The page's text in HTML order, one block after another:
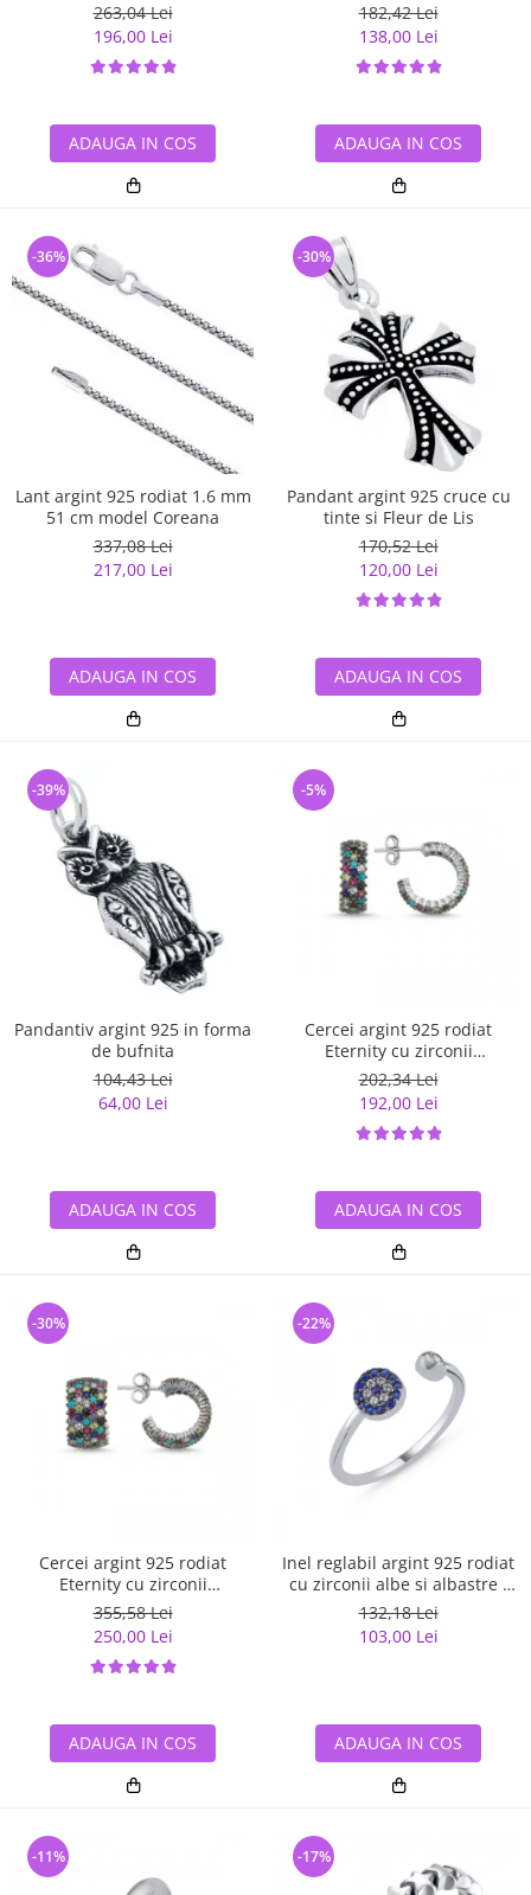
263,04 Lei
196,00 Lei
ADAUGA IN COS
182,42 Lei
138,00 Lei
ADAUGA IN COS
Lant argint 925 rodiat 1.6 mm
51 cm model Coreana
337,08 Lei
217,00 Lei
-36%
ADAUGA IN COS
Pandant argint 925 cruce cu
tinte si Fleur de Lis
170,52 Lei
120,00 Lei
-30%
ADAUGA IN COS
Pandantiv argint 925 in forma
de bufnita
104,43 Lei
64,00 Lei
-39%
ADAUGA IN COS
Cercei argint 925 rodiat
Eternity cu zirconii
multicolore ETU0028
202,34 Lei
192,00 Lei
-5%
ADAUGA IN COS
Cercei argint 925 rodiat
Eternity cu zirconii
multicolore ETU0036
355,58 Lei
250,00 Lei
-30%
ADAUGA IN COS
Inel reglabil argint 925 rodiat
cu zirconii albe si albastre -
Be Elegant ITU0109
132,18 Lei
103,00 Lei
-22%
ADAUGA IN COS
-11% -17%